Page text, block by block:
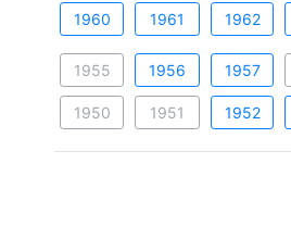
1960 1961 1962
1955 1956 1957
1950 1951 1952